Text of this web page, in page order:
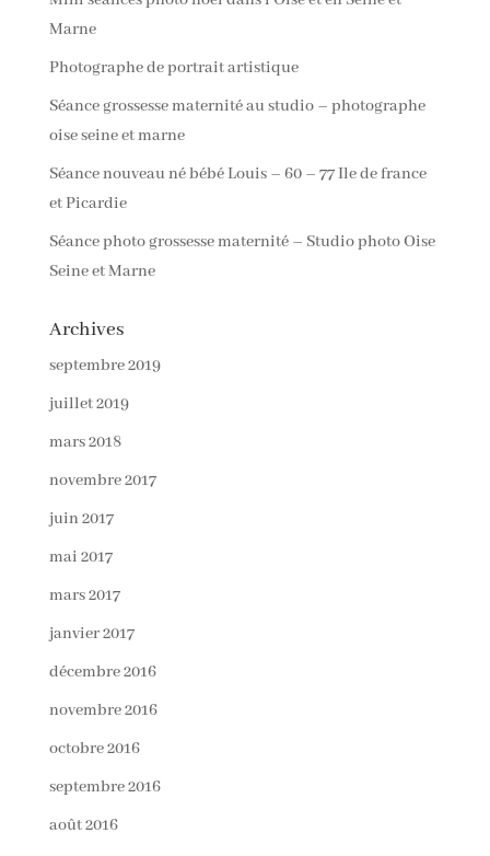
Marne
Photographe de portrait artistique
Séance grossesse maternité au studio – photographe
oise seine et marne
Séance nouveau né bébé Louis – 60 – 77 Ile de france
et Picardie
Séance photo grossesse maternité – Studio photo Oise
Seine et Marne
Archives
septembre 2019
juillet 2019
mars 2018
novembre 2017
juin 2017
mai 2017
mars 2017
janvier 2017
décembre 2016
novembre 2016
octobre 2016
septembre 2016
août 2016